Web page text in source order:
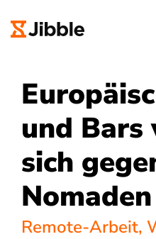
und Bars
sich
Nomaden
Remote-Arbeit,